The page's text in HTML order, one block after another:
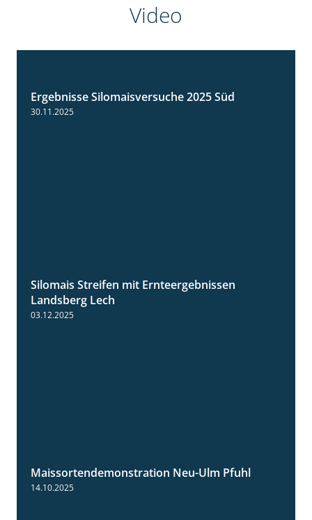
Video
Ergebnisse Silomaisversuche 2025 Süd
30.11.2025
11:01
Silomais Streifen mit Ernteergebnissen
Landsberg Lech
03.12.2025
7:10
Maissortendemonstration Neu-Ulm Pfuhl
14.10.2025